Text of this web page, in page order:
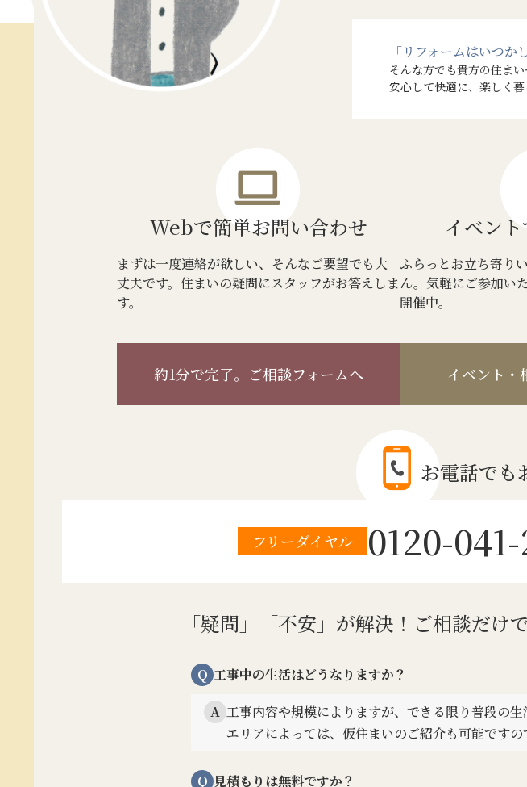
「リフォームはいつか
そんな方でも貴方の住ま
安心して快適に、楽しく
Webで簡単お問い合わせ
まずは一度連絡が欲しい、そんなご要望でも大
丈夫です。住まいの疑問にスタッフがお答えしま
す。
約1分で完了。 ご相談フォームへ
イベント
ふらっとお立ち寄り
ん。気軽にご参加い
開催中。
イベント・
お電話でも
フリーダイヤル 0120-
「疑問」「不安」が解決！ ご相談だけ
Q 工事中の生活はどうなりますか？
A 工事内容や規模によりますが、できる限り普段の生
エリアによっては、仮住まいのご紹介も可能ですの
Q 見積もりは無料ですか？